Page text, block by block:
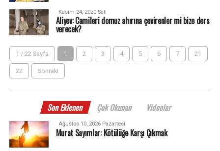
Kasım 24, 2020 Salı
Aliyev: Camileri domuz ahırına çevirenler mi bize ders
verecek?
1 / 22 Sayfa 1 2 3 4 5 6 7 21
22 Sonraki
Son Eklenen Çok Okunan Videolar
Ağustos 10, 2026 Pazartesi
Murat Sayımlar: Kötülüğe Karşı Çıkmak